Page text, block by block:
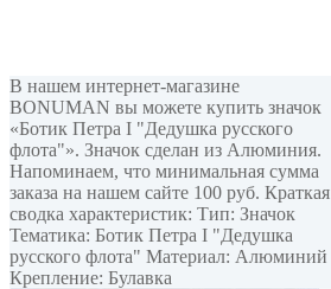
В нашем интернет-магазине
BONUMAN вы можете купить значок
«Ботик Петра I "Дедушка русского
флота"». Значок сделан из Алюминия.
Напоминаем, что минимальная сумма
заказа на нашем сайте 100 руб. Краткая
сводка характеристик: Тип: Значок
Тематика: Ботик Петра I "Дедушка
русского флота" Материал: Алюминий
Крепление: Булавка